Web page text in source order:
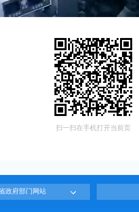
扫一扫在手机打开当前页
政府部门网站